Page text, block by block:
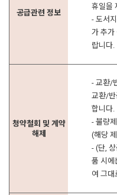
공급관련 정보
휴일을
- 도서
가 추가
랍니다.
청약철회 및 계약
해제
- 교환/
교환/
합니다.
- 불량
(해당
- (단,
품 시에
여 그